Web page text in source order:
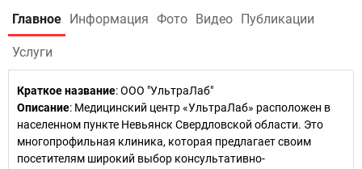
Главное Информация Фото Видео Публикации
Услуги
Краткое название:ООО "УльтраЛаб"
Описание: Медицинский центр «УльтраЛаб» расположен в
населенном пункте Невьянск Свердловской области. Это
многопрофильная клиника, которая предлагает своим
посетителям широкий выбор консультативно-